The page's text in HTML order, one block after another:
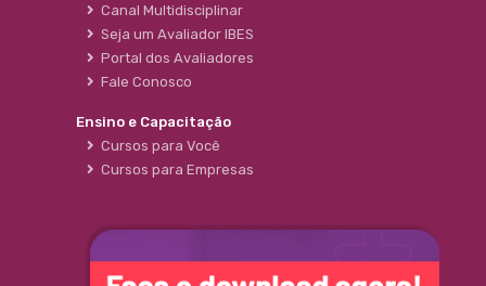
Canal Multidisciplinar
Seja um Avaliador IBES
Portal dos Avaliadores
Fale Conosco
Ensino e Capacitação
Cursos para Você
Cursos para Empresas